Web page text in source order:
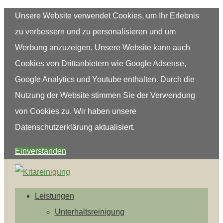
Unsere Website verwendet Cookies, um Ihr Erlebnis
zu verbessern und zu personalisieren und um
Werbung anzuzeigen. Unsere Website kann auch
Cookies von Drittanbietern wie Google Adsense,
Google Analytics und Youtube enthalten. Durch die
Nutzung der Website stimmen Sie der Verwendung
von Cookies zu. Wir haben unsere
Datenschutzerklärung aktualisiert.
Einverstanden
Leistungen
Unterhaltsreinigung